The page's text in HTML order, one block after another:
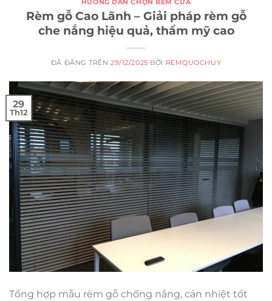
Rèm gỗ Cao Lãnh – Giải pháp rèm gỗ
che nắng hiệu quả, thẩm mỹ cao
ĐÃ ĐĂNG TRÊN29/12/2025 BỞI REMQUOCHUY
29
Th12
Tổng hợp mẫu rèm gỗ chống nắng, cản nhiệt tốt